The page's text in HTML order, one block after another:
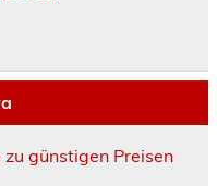
günstigen Preisen